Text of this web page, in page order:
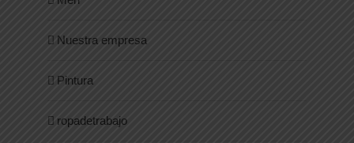
Nuestra empresa
Pintura
ropadetrabajo